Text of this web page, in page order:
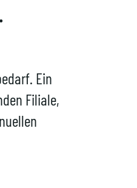
Ein
Filiale,